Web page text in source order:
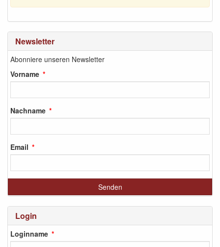
Newsletter
Abonniere unseren Newsletter
Vorname
Nachname
Email
Login
Loginname